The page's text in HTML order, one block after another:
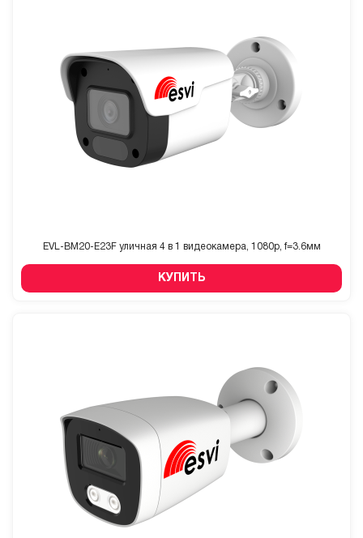
EVL-BM20-E23F уличная 4 в 1 видеокамера, 1080p, f=3.6мм
КУПИТЬ